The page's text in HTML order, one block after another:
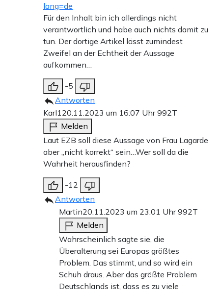
lang=de
Für den Inhalt bin ich allerdings nicht
verantwortlich und habe auch nichts damit zu
tun. Der dortige Artikel lässt zumindest
Zweifel an der Echtheit der Aussage
aufkommen…
-5
Antworten
Karl120.11.2023 um 16:07 Uhr992T
Melden
Laut EZB soll diese Aussage von Frau Lagarde
aber „nicht korrekt“ sein…Wer soll da die
Wahrheit herausfinden?
-12
Antworten
Martin20.11.2023 um 23:01 Uhr992T
Melden
Wahrscheinlich sagte sie, die
Überalterung sei Europas größtes
Problem. Das stimmt, und so wird ein
Schuh draus. Aber das größte Problem
Deutschlands ist, dass es zu viele